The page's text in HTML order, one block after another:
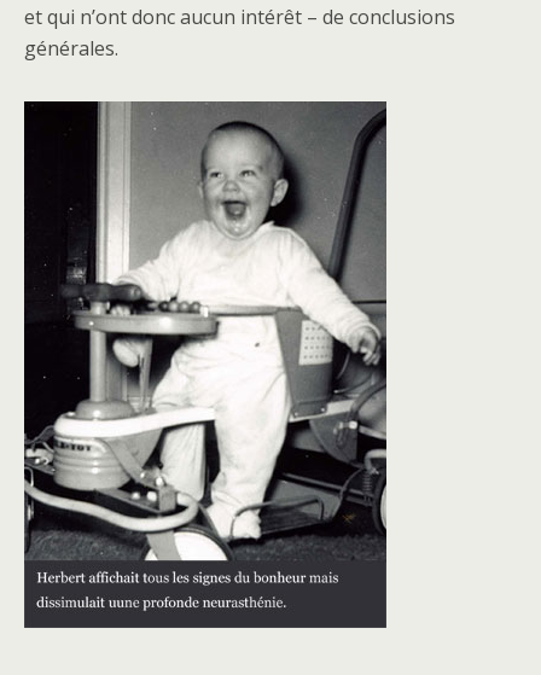
et qui n’ont donc aucun intérêt – de conclusions
générales.